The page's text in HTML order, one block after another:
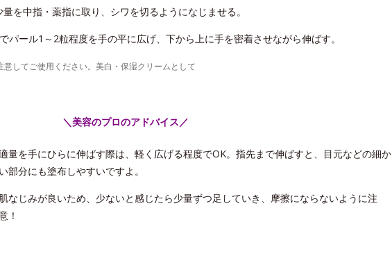
を中指・薬指に取り、シワを切るようになじませる。
ール1～2粒程度を手の平に広げ、下から上に手を密着させながら伸ばす。
してご使用ください。美白・保湿クリームとして
＼美容のプロのアドバイス／
量を手にひらに伸ばす際は、軽く広げる程度でOK。指先まで伸ばすと、目元などの細か
い部分にも塗布しやすいですよ。
肌なじみが良いため、少ないと感じたら少量ずつ足していき、摩擦にならないように注
！